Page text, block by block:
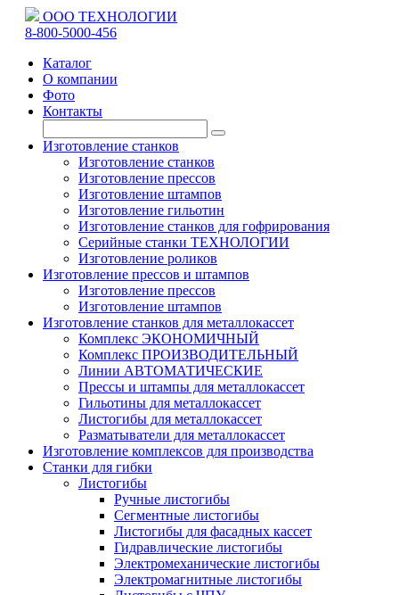
ООО ТЕХНОЛОГИИ
8-800-5000-456
Каталог
О компании
Фото
Контакты
Изготовление станков
Изготовление станков
Изготовление прессов
Изготовление штампов
Изготовление гильотин
Изготовление станков для гофрирования
Серийные станки ТЕХНОЛОГИИ
Изготовление роликов
Изготовление прессов и штампов
Изготовление прессов
Изготовление штампов
Изготовление станков для металлокассет
Комплекс ЭКОНОМИЧНЫЙ
Комплекс ПРОИЗВОДИТЕЛЬНЫЙ
Линии АВТОМАТИЧЕСКИЕ
Прессы и штампы для металлокассет
Гильотины для металлокассет
Листогибы для металлокассет
Разматыватели для металлокассет
Изготовление комплексов для производства
Станки для гибки
Листогибы
Ручные листогибы
Сегментные листогибы
Листогибы для фасадных кассет
Гидравлические листогибы
Электромеханические листогибы
Электромагнитные листогибы